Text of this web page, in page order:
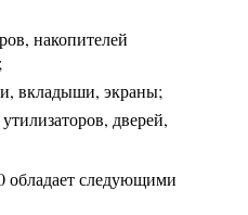
накопителей
вкладыши, экраны;
дверей,
следующими